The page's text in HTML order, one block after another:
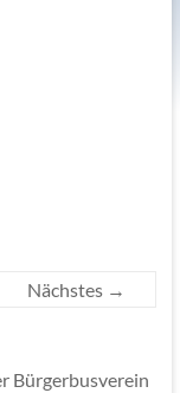
Nächstes →
Bürgerbusverein